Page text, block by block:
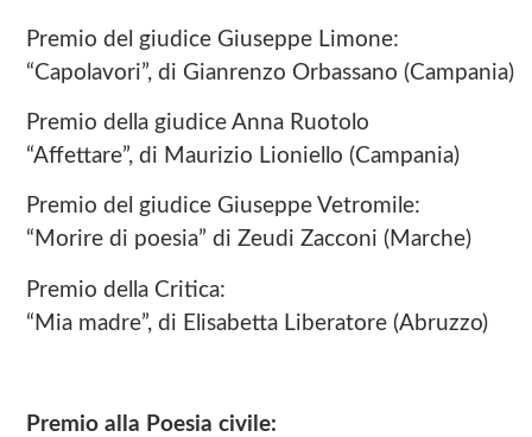
Premio del giudice Giuseppe Limone:
“Capolavori”, di Gianrenzo Orbassano (Campania)
Premio della giudice Anna Ruotolo
“Affettare”, di Maurizio Lioniello (Campania)
Premio del giudice Giuseppe Vetromile:
“Morire di poesia” di Zeudi Zacconi (Marche)
Premio della Critica:
“Mia madre”, di Elisabetta Liberatore (Abruzzo)
Premio alla Poesia civile: